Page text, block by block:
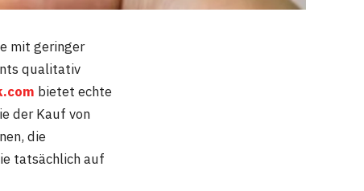
mit geringer
qualitativ
bietet echte
der Kauf von
die
tatsächlich auf